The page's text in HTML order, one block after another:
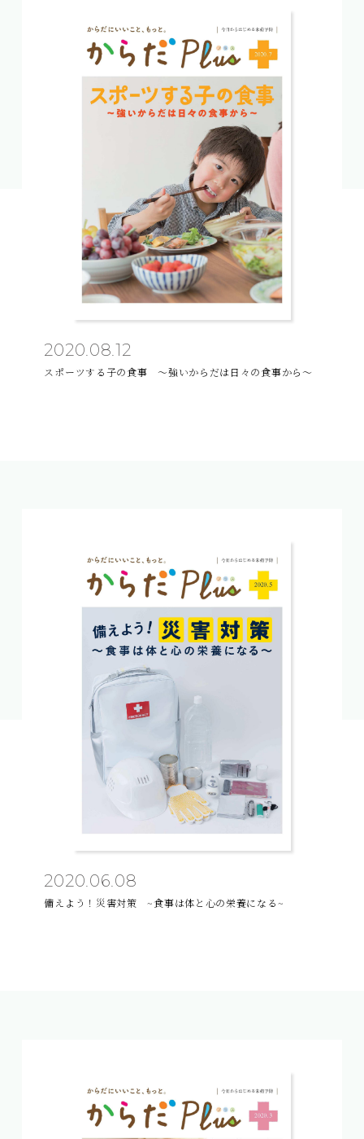
2020.08.12
スポーツする子の食事 ～強いからだは日々の食事から～
2020.06.08
備えよう！災害対策 ~食事は体と心の栄養になる~